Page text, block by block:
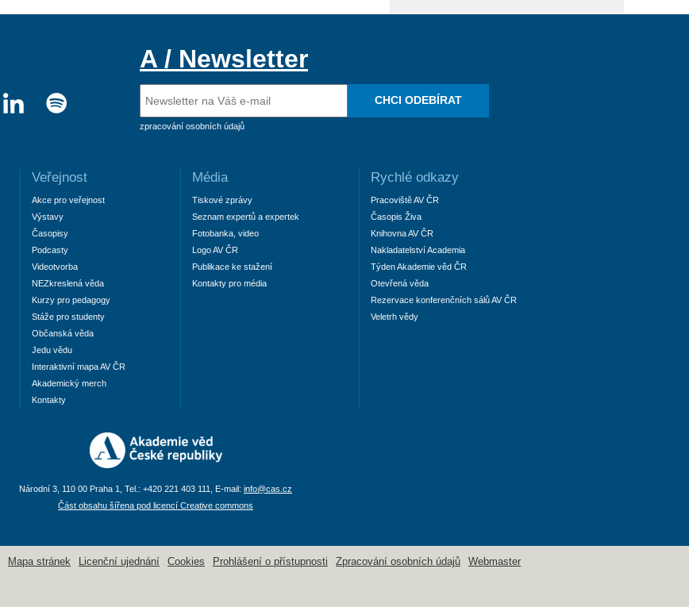
A / Newsletter
zpracování osobních údajů
CHCI ODEBÍRAT
Veřejnost
Akce pro veřejnost
Výstavy
Časopisy
Podcasty
Videotvorba
NEZkreslená věda
Kurzy pro pedagogy
Stáže pro studenty
Občanská věda
Jedu vědu
Interaktivní mapa AV ČR
Akademický merch
Kontakty
Média
Tiskové zprávy
Seznam expertů a expertek
Fotobanka, video
Logo AV ČR
Publikace ke stažení
Kontakty pro média
Rychlé odkazy
Pracoviště AV ČR
Časopis Živa
Knihovna AV ČR
Nakladatelství Academia
Týden Akademie věd ČR
Otevřená věda
Rezervace konferenčních sálů AV ČR
Veletrh vědy
Národní 3, 110 00 Praha 1, Tel.: +420 221 403 111, E-mail: info@cas.cz
Část obsahu šířena pod licencí Creative commons
Mapa stránek Licenční ujednání Cookies Prohlášení o přístupnosti Zpracování osobních údajů Webmaster